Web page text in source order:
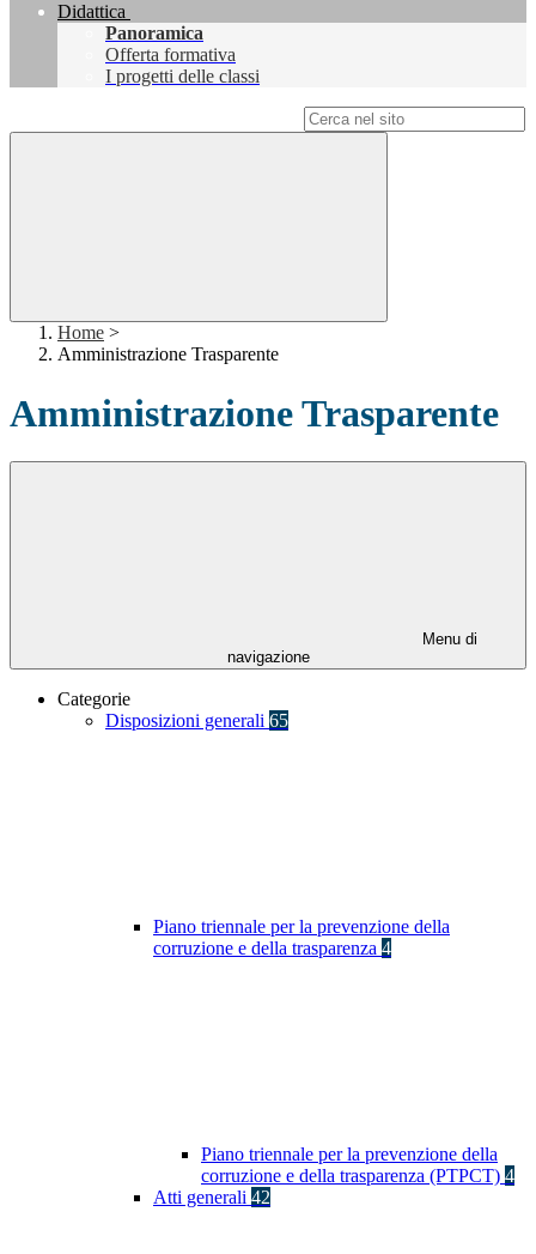
Didattica
Panoramica
Offerta formativa
I progetti delle classi
Home >
Amministrazione Trasparente
Amministrazione Trasparente
Menu di
navigazione
Categorie
Disposizioni generali 65
Piano triennale per la prevenzione della
corruzione e della trasparenza 4
Piano triennale per la prevenzione della
corruzione e della trasparenza (PTPCT) 4
Atti generali 42